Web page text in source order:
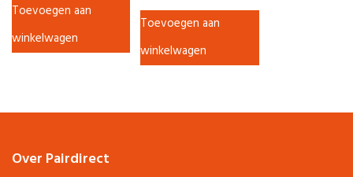
Toevoegen aan
winkelwagen
Toevoegen aan
winkelwagen
Over Pairdirect